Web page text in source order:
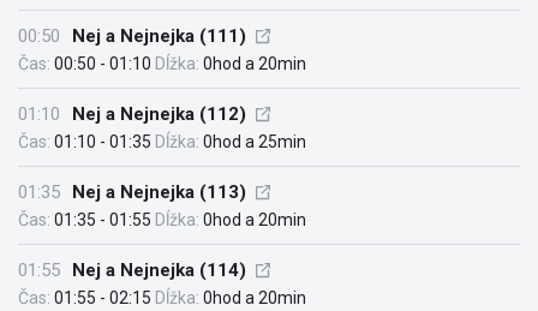
00:50 Nej a Nejnejka (111)
Čas: 00:50 - 01:10 Dĺžka: 0hod a 20min
01:10 Nej a Nejnejka (112)
Čas: 01:10 - 01:35 Dĺžka: 0hod a 25min
01:35 Nej a Nejnejka (113)
Čas: 01:35 - 01:55 Dĺžka: 0hod a 20min
01:55 Nej a Nejnejka (114)
Čas: 01:55 - 02:15 Dĺžka: 0hod a 20min